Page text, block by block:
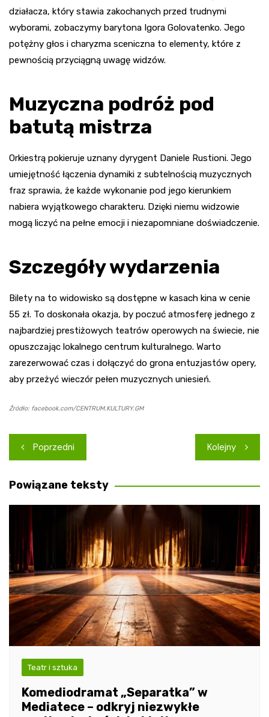
działacza, który stawia zakochanych przed trudnymi
wyborami, zobaczymy barytona Igora Golovatenko. Jego
potężny głos i charyzma sceniczna to elementy, które z
pewnością przyciągną uwagę widzów.
Muzyczna podróż pod
batutą mistrza
Orkiestrą pokieruje uznany dyrygent Daniele Rustioni. Jego
umiejętność łączenia dynamiki z subtelnością muzycznych
fraz sprawia, że każde wykonanie pod jego kierunkiem
nabiera wyjątkowego charakteru. Dzięki niemu widzowie
mogą liczyć na pełne emocji i niezapomniane doświadczenie.
Szczegóły wydarzenia
Bilety na to widowisko są dostępne w kasach kina w cenie
55 zł. To doskonała okazja, by poczuć atmosferę jednego z
najbardziej prestiżowych teatrów operowych na świecie, nie
opuszczając lokalnego centrum kulturalnego. Warto
zarezerwować czas i dołączyć do grona entuzjastów opery,
aby przeżyć wieczór pełen muzycznych uniesień.
Źródło: facebook.com/CENTRUM.KULTURY.GM
Nawigacja
wpisu
Poprzedni Kolejny
Powiązane teksty
Teatr i sztuka
Komediodramat „Separatka” w
Mediatece – odkryj niezwykłe